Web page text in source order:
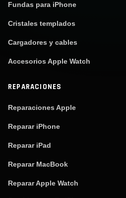
Fundas para iPhone
Cristales templados
Cargadores y cables
Accesorios Apple Watch
REPARACIONES
Reparaciones Apple
Reparar iPhone
Reparar iPad
Reparar MacBook
Reparar Apple Watch